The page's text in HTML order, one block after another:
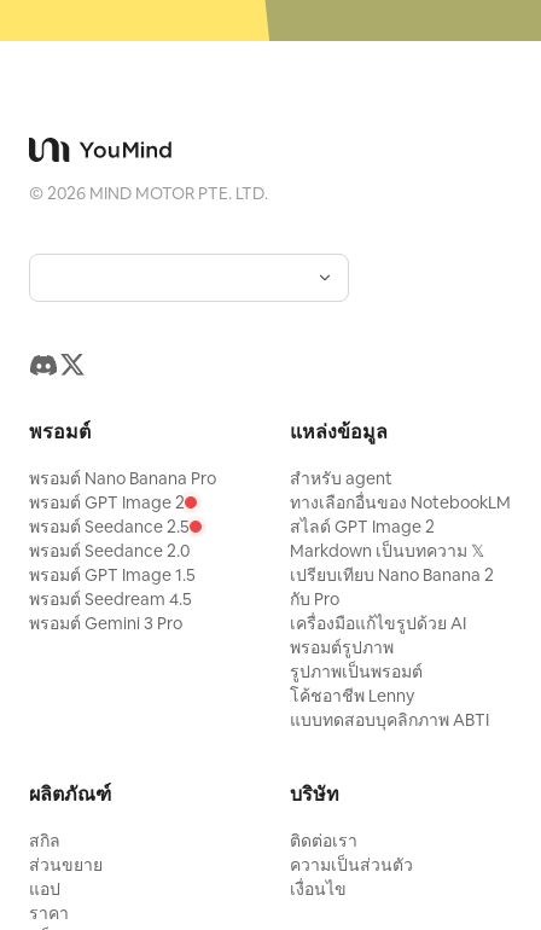
©2026 MIND MOTOR PTE. LTD.
พรอมต์
พรอมต์ Nano Banana Pro
พรอมต์ GPT Image 2
พรอมต์ Seedance 2.5
พรอมต์ Seedance 2.0
พรอมต์ GPT Image 1.5
พรอมต์ Seedream 4.5
พรอมต์ Gemini 3 Pro
แหล่งข้อมูล
สำหรับ agent
ทางเลือกอื่นของ NotebookLM
สไลด์ GPT Image 2
Markdown เป็นบทความ 𝕏
เปรียบเทียบ Nano Banana 2
กับ Pro
เครื่องมือแก้ไขรูปด้วย AI
พรอมต์รูปภาพ
รูปภาพเป็นพรอมต์
โค้ชอาชีพ Lenny
แบบทดสอบบุคลิกภาพ ABTI
ผลิตภัณฑ์
สกิล
ส่วนขยาย
แอป
ราคา
บริษัท
ติดต่อเรา
ความเป็นส่วนตัว
เงื่อนไข